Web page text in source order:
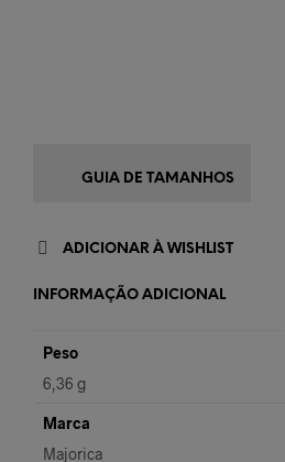
GUIA DE TAMANHOS
ADICIONAR À WISHLIST
INFORMAÇÃO ADICIONAL
Peso
6,36 g
Marca
Majorica